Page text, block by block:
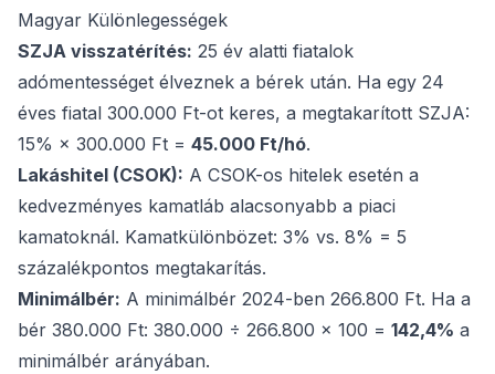
Magyar Különlegességek
SZJA visszatérítés: 25 év alatti fiatalok
adómentességet élveznek a bérek után. Ha egy 24
éves fiatal 300.000 Ft-ot keres, a megtakarított SZJA:
15% × 300.000 Ft = 45.000 Ft/hó.
Lakáshitel (CSOK): A CSOK-os hitelek esetén a
kedvezményes kamatláb alacsonyabb a piaci
kamatoknál. Kamatkülönbözet: 3% vs. 8% = 5
százalékpontos megtakarítás.
Minimálbér: A minimálbér 2024-ben 266.800 Ft. Ha a
bér 380.000 Ft: 380.000 ÷ 266.800 × 100 = 142,4% a
minimálbér arányában.